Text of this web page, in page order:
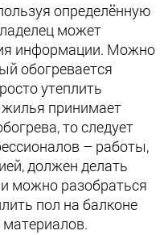
определённую
может
информации. Можно
обогревается
утеплить
жилья принимает
то следует
– работы,
должен делать
можно разобраться
пол на балконе